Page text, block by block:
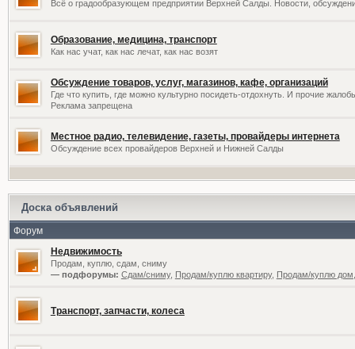
Всё о градообразующем предприятии Верхней Салды. Новости,
Образование, медицина, транспорт
Как нас учат, как нас лечат, как нас возят
Обсуждение товаров, услуг, магазинов, кафе, организаций
Где что купить, где можно культурно посидеть-отдохнуть. И прочие
Реклама запрещена
Местное радио, телевидение, газеты, провайдеры интернета
Обсуждение всех провайдеров Верхней и Нижней Салды
Доска объявлений
Форум
Недвижимость
Продам, куплю, сдам, сниму
— подфорумы: Сдам/сниму, Продам/куплю квартиру, Продам/куплю
Транспорт, запчасти, колеса